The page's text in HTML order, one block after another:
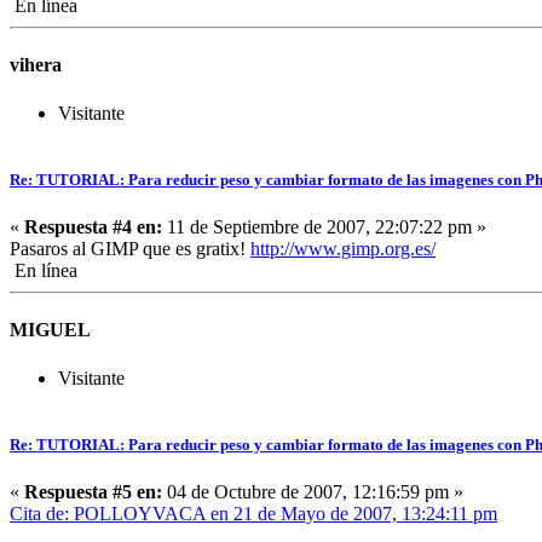
En línea
vihera
Visitante
Re: TUTORIAL: Para reducir peso y cambiar formato de las imagenes con
« Respuesta #4 en: 11 de Septiembre de 2007, 22:07:22 pm »
Pasaros al GIMP que es gratix! http://www.gimp.org.es/
En línea
MIGUEL
Visitante
Re: TUTORIAL: Para reducir peso y cambiar formato de las imagenes con
« Respuesta #5 en: 04 de Octubre de 2007, 12:16:59 pm »
Cita de: POLLOYVACA en 21 de Mayo de 2007, 13:24:11 pm